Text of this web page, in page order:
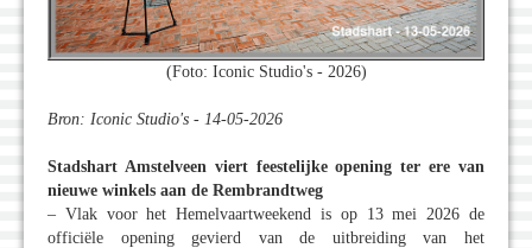
(Foto: Iconic Studio's - 2026)
Bron: Iconic Studio's - 14-05-2026
Stadshart Amstelveen viert feestelijke opening ter ere van
nieuwe winkels aan de Rembrandtweg
– Vlak voor het Hemelvaartweekend is op 13 mei 2026 de
officiële opening gevierd van de uitbreiding van het